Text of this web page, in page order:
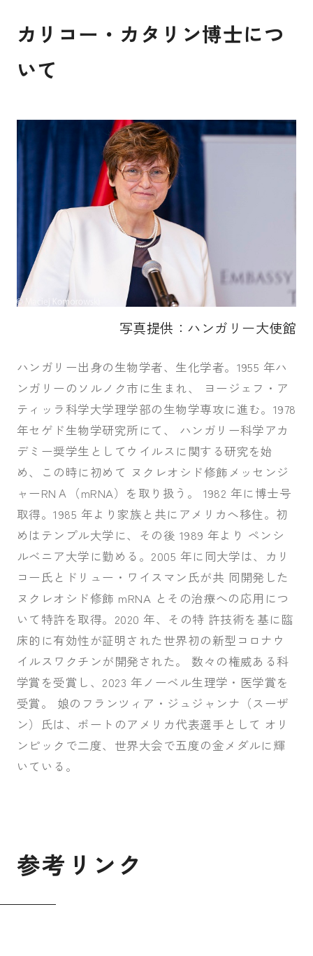
カリコー・カタリン博士につ
いて
写真提供：ハンガリー大使館
ハンガリー出身の生物学者、生化学者。1955 年ハ
ンガリーのソルノク市に生まれ、 ヨージェフ・ア
ティッラ科学大学理学部の生物学専攻に進む。1978
年セゲド生物学研究所にて、 ハンガリー科学アカ
デミー奨学生としてウイルスに関する研究を始
め、この時に初めて ヌクレオシド修飾メッセンジ
ャーRNＡ（mRNA）を取り扱う。 1982 年に博士号
取得。1985 年より家族と共にアメリカへ移住。初
めはテンプル大学に、その後 1989 年より ペンシ
ルベニア大学に勤める。2005 年に同大学は、カリ
コー氏とドリュー・ワイスマン氏が共 同開発した
ヌクレオシド修飾 mRNA とその治療への応用につ
いて特許を取得。2020 年、その特 許技術を基に臨
床的に有効性が証明された世界初の新型コロナウ
イルスワクチンが開発された。 数々の権威ある科
学賞を受賞し、2023 年ノーベル生理学・医学賞を
受賞。 娘のフランツィア・ジュジャンナ（スーザ
ン）氏は、ボートのアメリカ代表選手として オリ
ンピックで二度、世界大会で五度の金メダルに輝
いている。
参考 リ ン ク